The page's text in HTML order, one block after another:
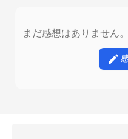
まだ感想はありません